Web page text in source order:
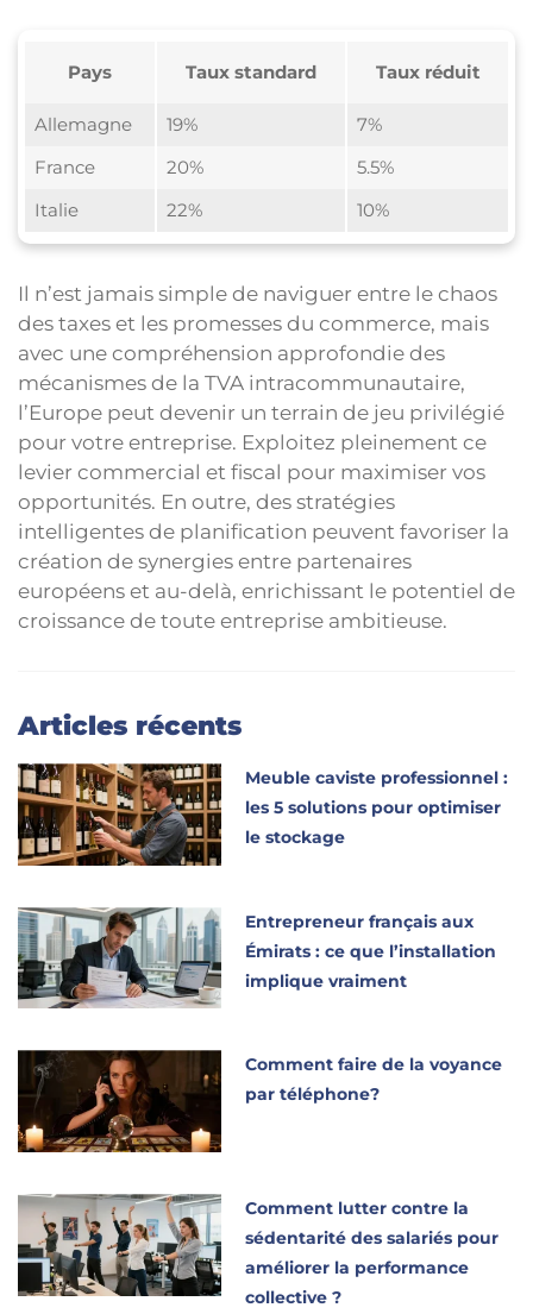
Pays Taux standard Taux réduit
Allemagne 19%
7%
France
20%
5.5%
Italie
22% 10%
Il n’est jamais simple de naviguer entre le chaos
des taxes et les promesses du commerce, mais
avec une compréhension approfondie des
mécanismes de la TVA intracommunautaire,
l’Europe peut devenir un terrain de jeu privilégié
pour votre entreprise. Exploitez pleinement ce
levier commercial et fiscal pour maximiser vos
opportunités. En outre, des stratégies
intelligentes de planification peuvent favoriser la
création de synergies entre partenaires
européens et au-delà, enrichissant le potentiel de
croissance de toute entreprise ambitieuse.
Articles récents
Meuble caviste professionnel :
les 5 solutions pour optimiser
le stockage
Entrepreneur français aux
Émirats : ce que l’installation
implique vraiment
Comment faire de la voyance
par téléphone?
Comment lutter contre la
sédentarité des salariés pour
améliorer la performance
collective ?